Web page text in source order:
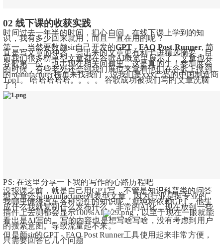
02 线下课的收获实践
时间过去一年半的时间，扪心自问，在线下课上学到的知
识，我有多少回来就用，而且一直在用的呢？
第一，当然要数颜sir自己开发的GPT - FAQ Post Runner, 简
直是写文章的神器，写出来的文章更有利于进精选摘要，目
前我们很多榜单型文章都在谷歌AI概览里展示了，文章也在
谷歌第一位，也出现在相关问题里。这是真的牛！参加展会
的时候，有些老外还会到我们展位来拿着他们在谷歌上搜到
的manufacturer榜单来找我们，说我们是xxx产品的中国制造商
Top1。 哈哈哈哈哈。。。。 谷歌成功被我们写的文章洗脑
了！
PS: 在这里分享一下我的写作的心路历程吧
没报课之前，就是自己用GPT写，不管是知识科普类的问答
型文章还是manufacturer列表型文章，因为行业是挺专业的，
我哪里懂得汽车各种部件的知识呢，就纯粹依赖GPT，他生
成什么我就复制什么发布什么，非常的AI化，现在放到一些
插件上去测都会显示100%AI
，以至于现在一眼就能
看出是AI写的。写的内容也是想写啥写啥，没有考虑到用户
的搜索意图。导致流量起不来。
但是颜sir的GPT - FAQ Post Runner工具使用起来非常方便，
只需要回答它几个问题